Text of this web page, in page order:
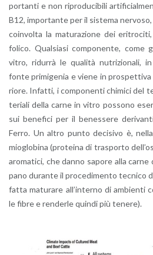
por­tan­ti e non ri­pro­du­ci­bi­li
B12, im­por­tan­te per il si­ste­ma
coin­vol­ta la ma­tu­ra­zio­ne dei
fo­li­co. Qual­sia­si com­po­nen­te, come
vitro, ri­dur­rà le qua­li­tà nu­tri­zio­na­li,
fonte pri­mi­ge­nia e viene in
rio­re. In­fat­ti, i com­po­nen­ti chi­mi­ci del
t­e­ria­li della carne in vitro pos­so­no
sui be­ne­fi­ci per il be­nes­se­re
Ferro. Un altro punto de­ci­si­vo è,
mio­glo­bi­na (pro­tei­na di tra­spor­to
aro­ma­ti­ci, che danno sa­po­re alla
pa­no du­ran­te il pro­ce­di­men­to tec­ni­co
fatta ma­tu­ra­re al­l’in­ter­no di am­bien­ti
le fibre e ren­der­le quin­di più te­ne­re).